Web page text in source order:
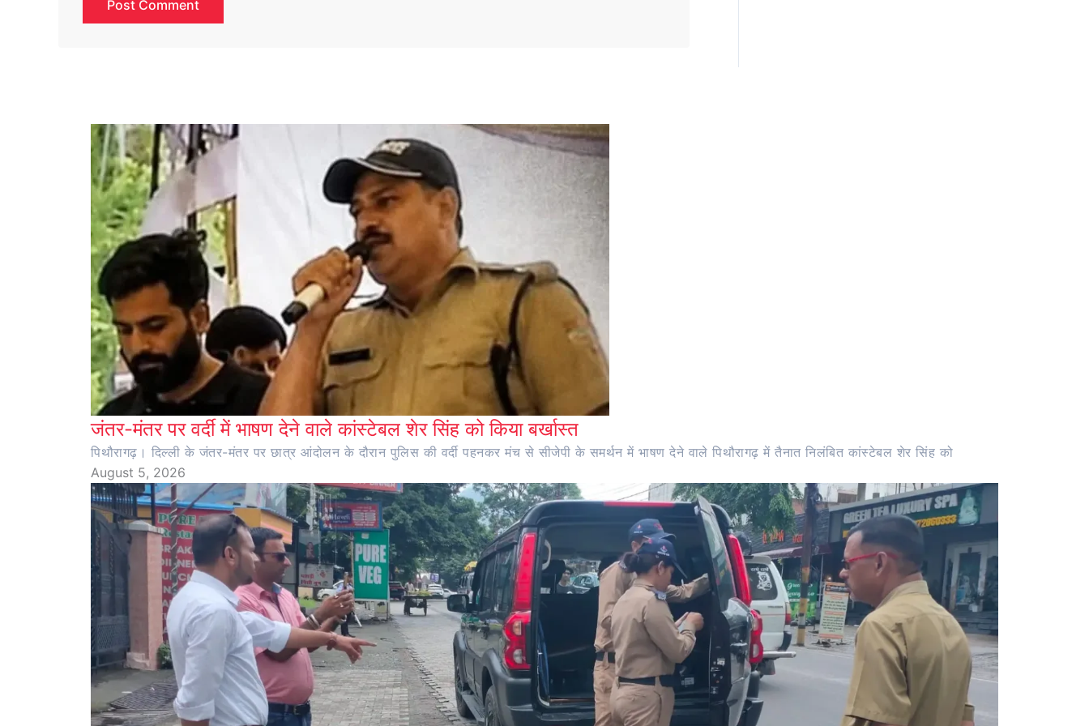
जंतर-मंतर पर वर्दी में भाषण देने वाले कांस्टेबल शेर सिंह को किया बर्खास्त
पिथौरागढ़। दिल्ली के जंतर-मंतर पर छात्र आंदोलन के दौरान पुलिस की वर्दी पहनकर मंच से सीजेपी के समर्थन में भाषण देने वाले पिथौरागढ़ में तैनात निलंबित कांस्टेबल शेर सिंह को
August 5, 2026